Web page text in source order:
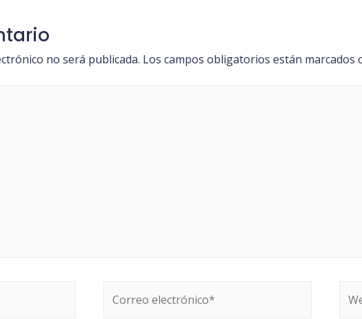
no será publicada. Los campos obligatorios están marcados
electrónico*